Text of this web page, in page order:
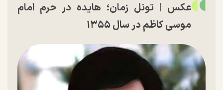
عکس | تونل زمان؛ هایده در حرم امام
موسی کاظم در سال ۱۳۵۵